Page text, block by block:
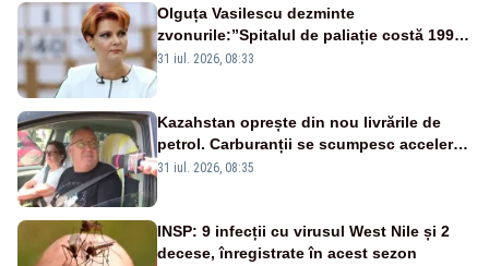
Olguța Vasilescu dezminte
zvonurile:”Spitalul de paliație costă 199
de milioane de euro, nu 500 de milioane”
31 iul. 2026, 08:33
Kazahstan oprește din nou livrările de
petrol. Carburanții se scumpesc accelerat,
iar românii plătesc nota de plată
31 iul. 2026, 08:35
INSP: 9 infecții cu virusul West Nile și 2
decese, înregistrate în acest sezon